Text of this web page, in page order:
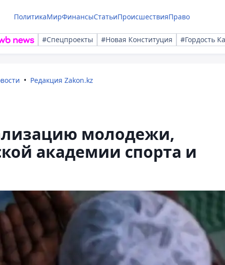
ПолитикаМирФинансыСтатьиПроисшествияПраво
#Спецпроекты #Новая Конституция #Гордость
Редакция Zakon.kz
молодежи,
академии спорта и